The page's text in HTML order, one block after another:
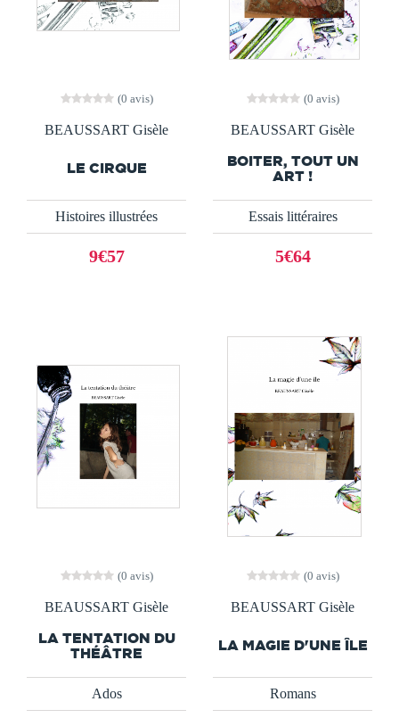
(0 avis)
BEAUSSART Gisèle
LE CIRQUE
Histoires illustrées
9€57
(0 avis)
BEAUSSART Gisèle
BOITER, TOUT UN
ART !
Essais littéraires
5€64
(0 avis)
BEAUSSART Gisèle
LA TENTATION DU
THÉÂTRE
Ados
(0 avis)
BEAUSSART Gisèle
LA MAGIE D'UNE ÎLE
Romans